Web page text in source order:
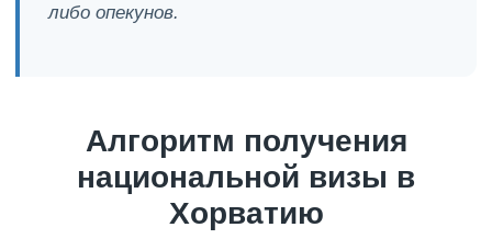
либо опекунов.
Алгоритм получения
национальной визы в
Хорватию